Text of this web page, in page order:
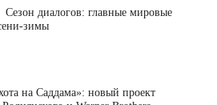
Сезон диалогов: главные мировые
зимы
на Саддама»: новый проект